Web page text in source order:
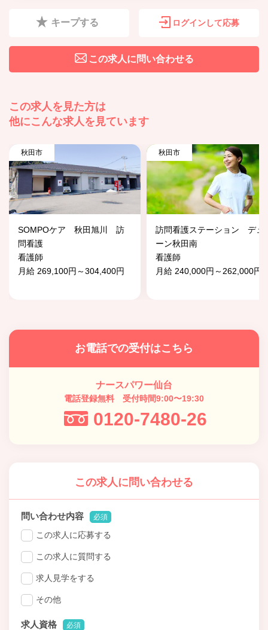
キープする ログインして応募
この求人に問い合わせる
この求人を見た方は
他にこんな求人を見ています
秋田市
SOMPOケア 秋田旭川 訪
問看護
看護師
月給 269,100円～304,400円
秋田市
訪問看護ステーション デュ
ーン秋田南
看護師
月給 240,000円～262,000円
お電話での受付はこちら
ナースパワー仙台
電話登録無料 受付時間9:00〜19:30
0120-7480-26
この求人に問い合わせる
問い合わせ内容 必須
この求人に応募する
この求人に質問する
求人見学をする
その他
求人資格 必須